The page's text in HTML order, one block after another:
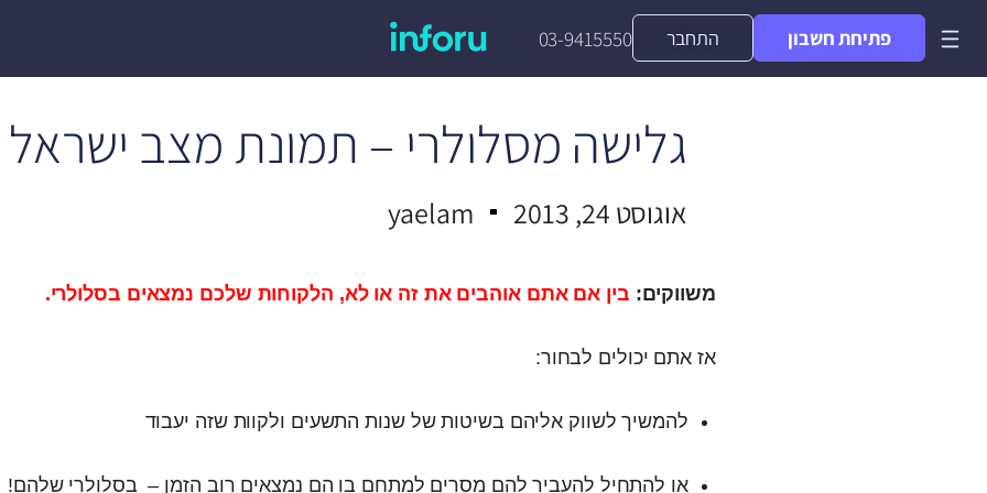
03-9415550 התחבר פתיחת חשבון
גלישה מסלולרי – תמונת מצב ישראל יולי
אוגוסט 24, 2013 yaelam
משווקים: בין אם אתם אוהבים את זה או לא, הלקוחות שלכם נמצאים בסלולרי.
אז אתם יכולים לבחור:
להמשיך לשווק אליהם בשיטות של שנות התשעים ולקוות שזה יעבוד
או להתחיל להעביר להם מסרים למתחם בו הם נמצאים רוב הזמן – בסלולרי שלהם!